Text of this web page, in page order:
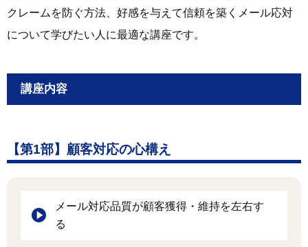
クレームを防ぐ方法、好感を与えて信頼を築くメール応対
について学びたい人に最適な講座です。
講座内容
【第1部】顧客対応の心構え
メール対応品質が顧客獲得・維持を左右す
る